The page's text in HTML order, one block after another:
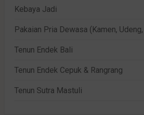
Kebaya Jadi
Pakaian Pria Dewasa (Kamen,
Tenun Endek Bali
Tenun Endek Cepuk & Rangrang
Tenun Sutra Mastuli